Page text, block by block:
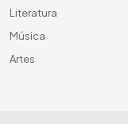
Literatura
Música
Artes